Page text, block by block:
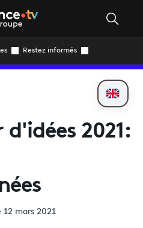
Restez informés
2021:
12 mars 2021